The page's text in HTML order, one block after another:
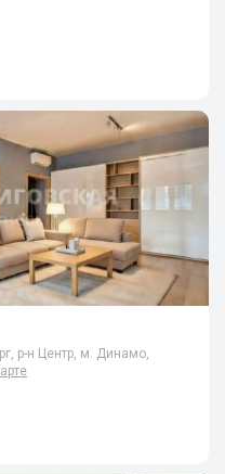
р-н Центр, м. Динамо,